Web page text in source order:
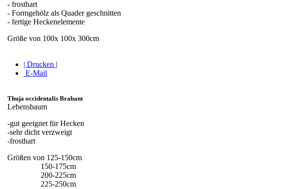
- frosthart
- Formgehölz als Quader geschnitten
- fertige Heckenelemente
Größe von 100x 100x 300cm
| Drucken |
E-Mail
Thuja occidentalis Brabant
Lebensbaum
-gut geeignet für Hecken
-sehr dicht verzweigt
-frosthart
Größen von 125-150cm
150-175cm
200-225cm
225-250cm